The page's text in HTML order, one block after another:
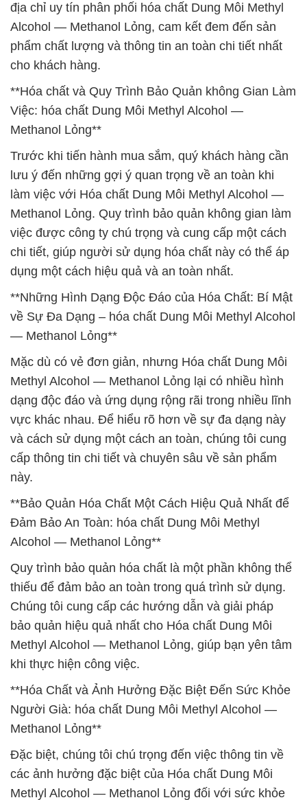
địa chỉ uy tín phân phối hóa chất Dung Môi Methyl
Alcohol — Methanol Lỏng, cam kết đem đến sản
phẩm chất lượng và thông tin an toàn chi tiết nhất
cho khách hàng.
**Hóa chất và Quy Trình Bảo Quản không Gian Làm
Việc: hóa chất Dung Môi Methyl Alcohol —
Methanol Lỏng**
Trước khi tiến hành mua sắm, quý khách hàng cần
lưu ý đến những gợi ý quan trọng về an toàn khi
làm việc với Hóa chất Dung Môi Methyl Alcohol —
Methanol Lỏng. Quy trình bảo quản không gian làm
việc được công ty chú trọng và cung cấp một cách
chi tiết, giúp người sử dụng hóa chất này có thể áp
dụng một cách hiệu quả và an toàn nhất.
**Những Hình Dạng Độc Đáo của Hóa Chất: Bí Mật
về Sự Đa Dạng – hóa chất Dung Môi Methyl Alcohol
— Methanol Lỏng**
Mặc dù có vẻ đơn giản, nhưng Hóa chất Dung Môi
Methyl Alcohol — Methanol Lỏng lại có nhiều hình
dạng độc đáo và ứng dụng rộng rãi trong nhiều lĩnh
vực khác nhau. Để hiểu rõ hơn về sự đa dạng này
và cách sử dụng một cách an toàn, chúng tôi cung
cấp thông tin chi tiết và chuyên sâu về sản phẩm
này.
**Bảo Quản Hóa Chất Một Cách Hiệu Quả Nhất để
Đảm Bảo An Toàn: hóa chất Dung Môi Methyl
Alcohol — Methanol Lỏng**
Quy trình bảo quản hóa chất là một phần không thể
thiếu để đảm bảo an toàn trong quá trình sử dụng.
Chúng tôi cung cấp các hướng dẫn và giải pháp
bảo quản hiệu quả nhất cho Hóa chất Dung Môi
Methyl Alcohol — Methanol Lỏng, giúp bạn yên tâm
khi thực hiện công việc.
**Hóa Chất và Ảnh Hưởng Đặc Biệt Đến Sức Khỏe
Người Già: hóa chất Dung Môi Methyl Alcohol —
Methanol Lỏng**
Đặc biệt, chúng tôi chú trọng đến việc thông tin về
các ảnh hưởng đặc biệt của Hóa chất Dung Môi
Methyl Alcohol — Methanol Lỏng đối với sức khỏe